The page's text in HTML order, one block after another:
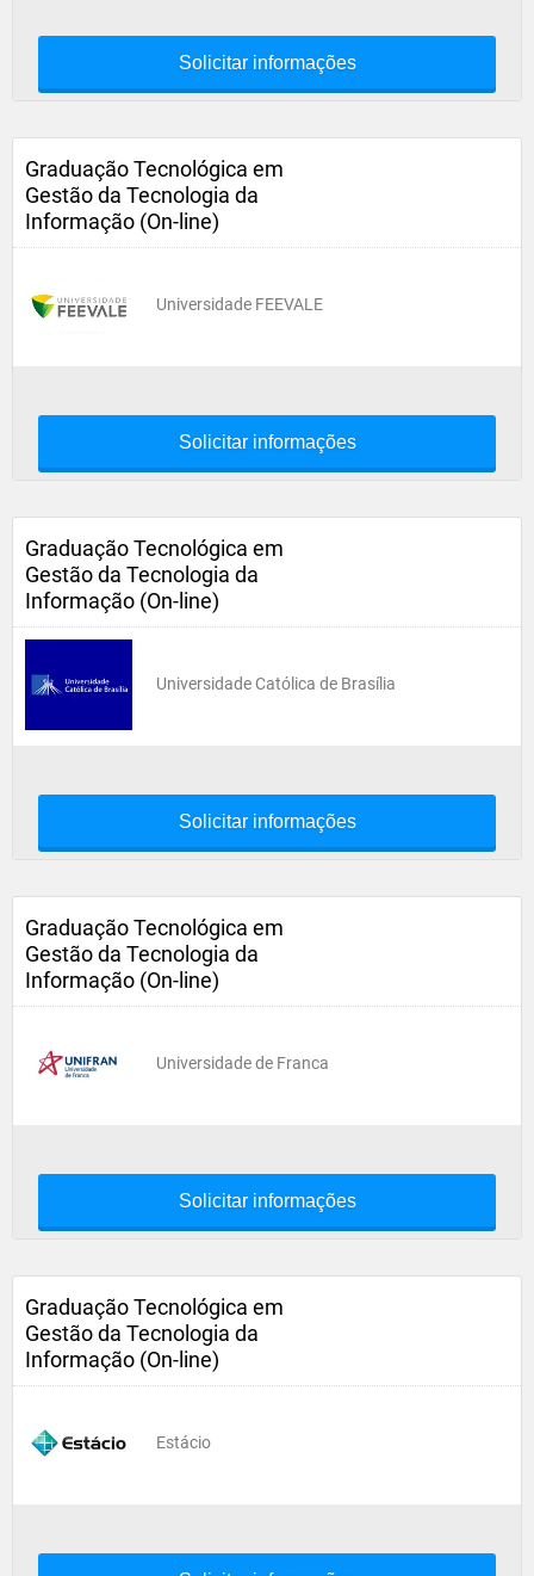
Solicitar informações
Graduação Tecnológica em
Gestão da Tecnologia da
Informação (On-line)
Universidade FEEVALE
Solicitar informações
Graduação Tecnológica em
Gestão da Tecnologia da
Informação (On-line)
Universidade Católica de Brasília
Solicitar informações
Graduação Tecnológica em
Gestão da Tecnologia da
Informação (On-line)
Universidade de Franca
Solicitar informações
Graduação Tecnológica em
Gestão da Tecnologia da
Informação (On-line)
Estácio